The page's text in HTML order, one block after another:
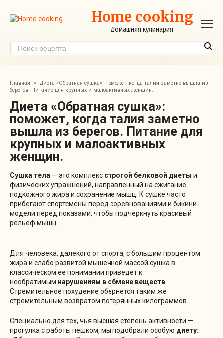
контенту
Home cooking
Домашняя кулинария
Главная » Диета «Обратная сушка»: поможет, когда талия заметно вышла из
берегов. Питание для крупных и малоактивных женщин.
Диета «Обратная сушка»:
поможет, когда талия заметно
вышла из берегов. Питание для
крупных и малоактивных
женщин.
Сушка тела — это комплекс строгой белковой диеты и
физических упражнений, направленный на сжигание
подкожного жира и сохранение мышц. К сушке часто
прибегают спортсмены перед соревнованиями и бикини-
модели перед показами, чтобы подчеркнуть красивый
рельеф мышц.
Для человека, далекого от спорта, с большим процентом
жира и слабо развитой мышечной массой сушка в
классическом ее понимании приведет к
необратимым нарушениям в обмене веществ
Стремительное похудение обернется таким же
стремительным возвратом потерянных килограммов.
Специально для тех, чья высшая степень активности —
прогулка с работы пешком, мы подобрали особую диету: